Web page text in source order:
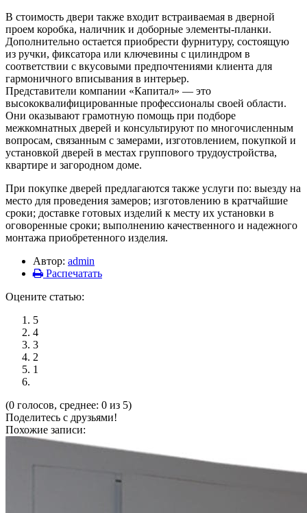
В стоимость двери также входит встраиваемая в дверной
проем коробка, наличник и доборные элементы-планки.
Дополнительно остается приобрести фурнитуру, состоящую
из ручки, фиксатора или ключевины с цилиндром в
соответствии с вкусовыми предпочтениями клиента для
гармоничного вписывания в интерьер.
Представители компании «Капитал» — это
высококвалифицированные профессионалы своей области.
Они оказывают грамотную помощь при подборе
межкомнатных дверей и консультируют по многочисленным
вопросам, связанным с замерами, изготовлением, покупкой и
установкой дверей в местах группового трудоустройства,
квартире и загородном доме.
При покупке дверей предлагаются также услуги по: выезду на
место для проведения замеров; изготовлению в кратчайшие
сроки; доставке готовых изделий к месту их установки в
оговоренные сроки; выполнению качественного и надежного
монтажа приобретенного изделия.
Автор: admin
Распечатать
Оцените статью:
5
4
3
2
1
(0 голосов, среднее: 0 из 5)
Поделитесь с друзьями!
Похожие записи: